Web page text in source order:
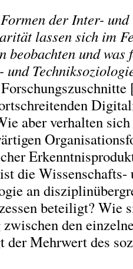
der Inter- und
lassen sich im
beobachten und
und
aber verhalten
die Wissenschafts-
an
beteiligt? Wie
den
der Mehrwert des